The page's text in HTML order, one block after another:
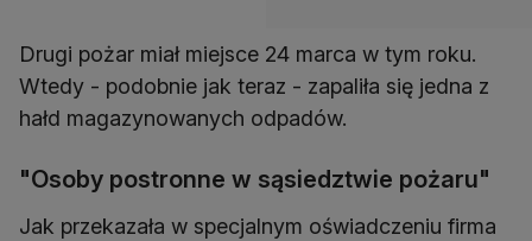
Drugi pożar miał miejsce 24 marca w tym roku.
Wtedy - podobnie jak teraz - zapaliła się jedna z
hałd magazynowanych odpadów.
"Osoby postronne w sąsiedztwie pożaru"
Jak przekazała w specjalnym oświadczeniu firma